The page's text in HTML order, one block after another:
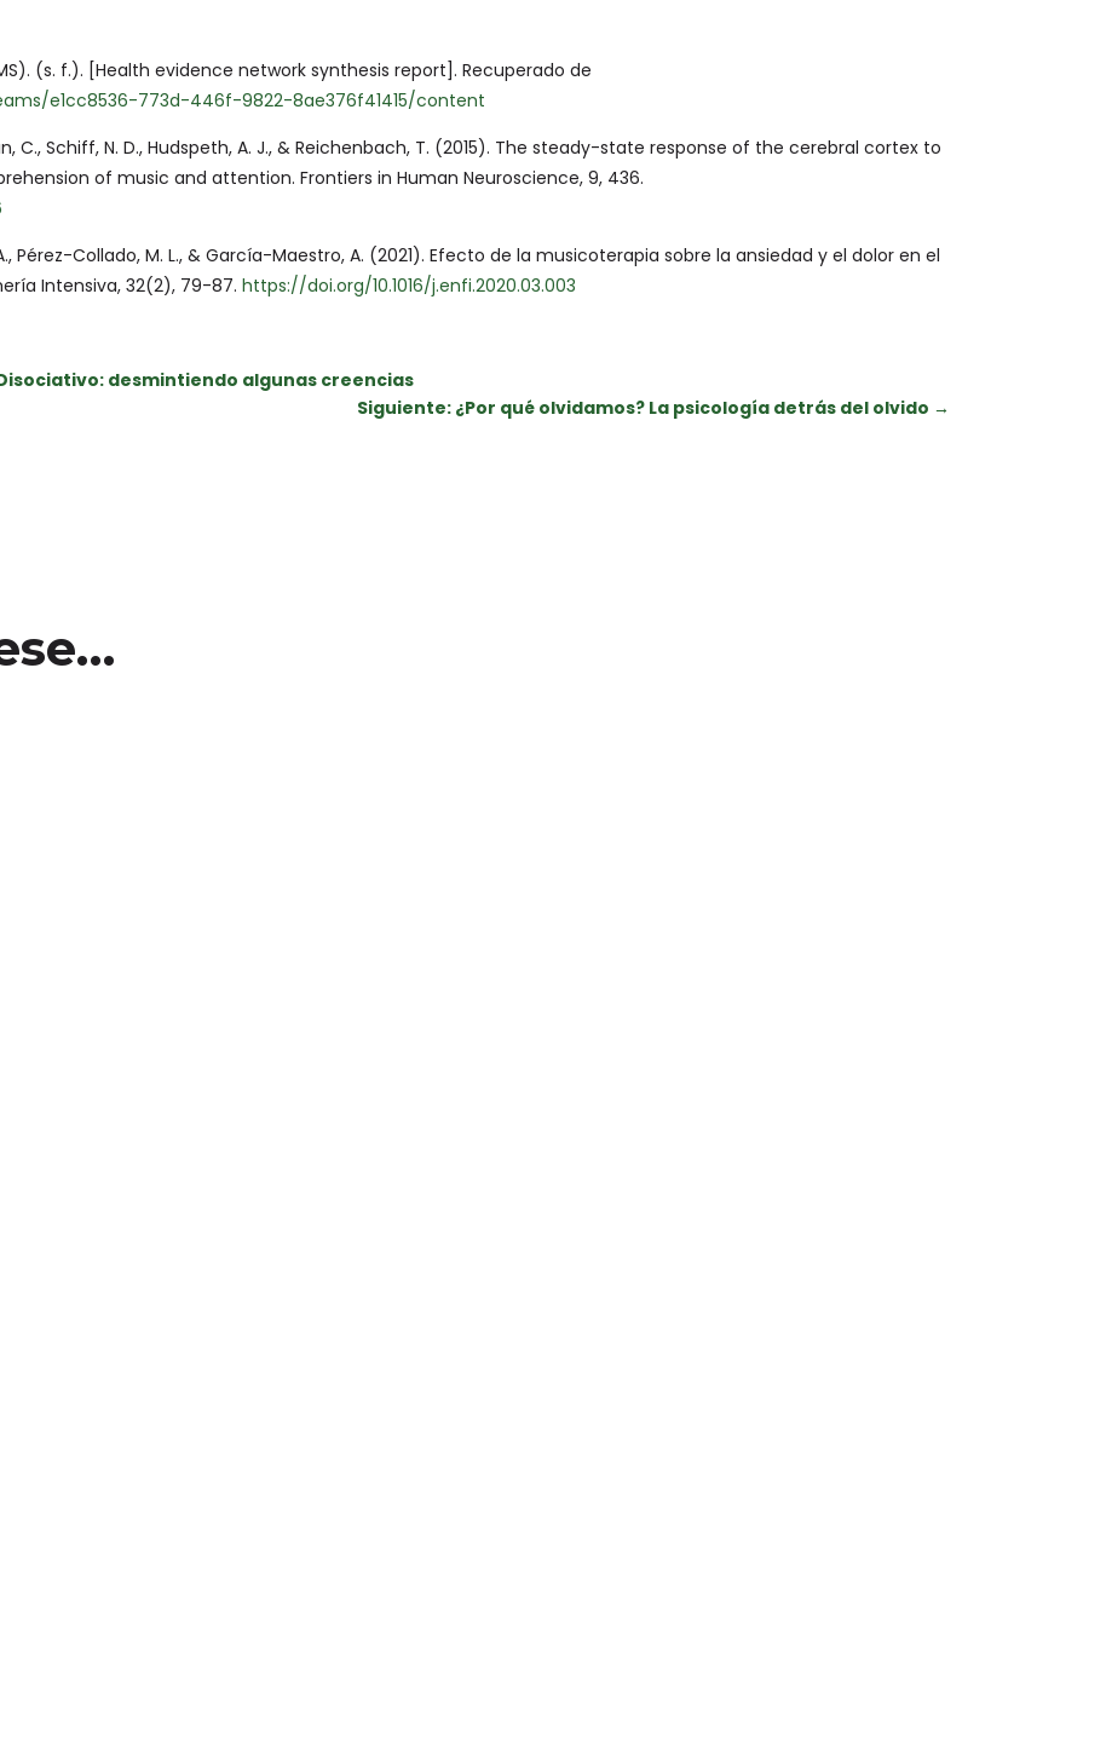
(s. f.). [Health evidence network synthesis report]. Recuperado de
e1cc8536-773d-446f-9822-8ae376f41415/content
C., Schiff, N. D., Hudspeth, A. J., & Reichenbach, T. (2015). The steady-state response of the cerebral cortex to
of music and attention. Frontiers in Human Neuroscience, 9, 436.
Collado, M. L., & García-Maestro, A. (2021). Efecto de la musicoterapia sobre la ansiedad y el dolor en el
Intensiva, 32(2), 79-87.https://doi.org/10.1016/j.enfi.2020.03.003
desmintiendo algunas creencias
Siguiente: ¿Por qué olvidamos? La psicología detrás del olvido →